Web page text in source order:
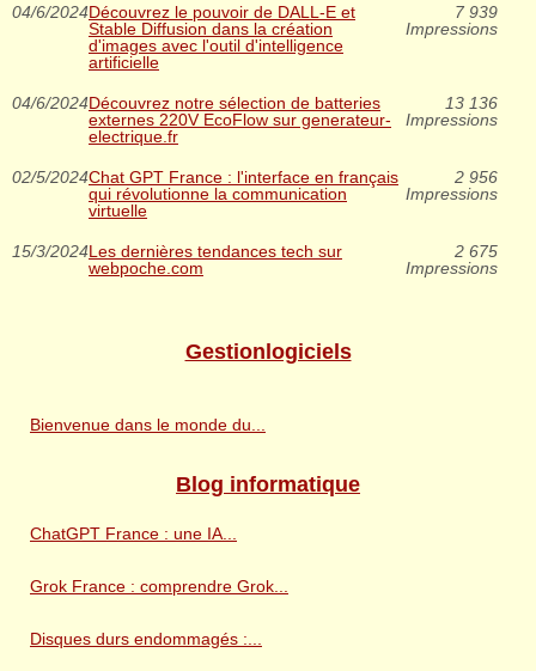
04/6/2024Découvrez le pouvoir de DALL-E et
Stable Diffusion dans la création
d'images avec l'outil d'intelligence
artificielle
7 939
Impressions
04/6/2024Découvrez notre sélection de batteries
externes 220V EcoFlow sur generateur-
electrique.fr
13 136
Impressions
02/5/2024Chat GPT France : l'interface en français
qui révolutionne la communication
virtuelle
2 956
Impressions
15/3/2024Les dernières tendances tech sur
webpoche.com
2 675
Impressions
Gestionlogiciels
Bienvenue dans le monde du...
Blog informatique
ChatGPT France : une IA...
Grok France : comprendre Grok...
Disques durs endommagés :...